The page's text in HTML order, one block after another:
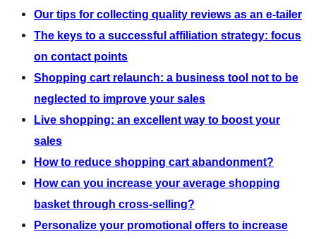
Our tips for collecting quality reviews as an e-tailer
The keys to a successful affiliation strategy: focus
on contact points
Shopping cart relaunch: a business tool not to be
neglected to improve your sales
Live shopping: an excellent way to boost your
sales
How to reduce shopping cart abandonment?
How can you increase your average shopping
basket through cross-selling?
Personalize your promotional offers to increase